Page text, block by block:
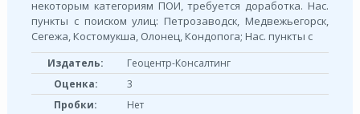
некоторым категориям ПОИ, требуется доработка. Нас.
пункты с поиском улиц: Петрозаводск, Медвежьегорск,
Сегежа, Костомукша, Олонец, Кондопога; Нас. пункты с
Издатель:
Геоцентр-Консалтинг
Оценка:
3
Пробки:
Нет